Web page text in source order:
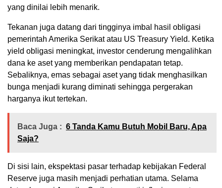
yang dinilai lebih menarik.
Tekanan juga datang dari tingginya imbal hasil obligasi
pemerintah Amerika Serikat atau US Treasury Yield. Ketika
yield obligasi meningkat, investor cenderung mengalihkan
dana ke aset yang memberikan pendapatan tetap.
Sebaliknya, emas sebagai aset yang tidak menghasilkan
bunga menjadi kurang diminati sehingga pergerakan
harganya ikut tertekan.
Baca Juga : 6 Tanda Kamu Butuh Mobil Baru, Apa
Saja?
Di sisi lain, ekspektasi pasar terhadap kebijakan Federal
Reserve juga masih menjadi perhatian utama. Selama